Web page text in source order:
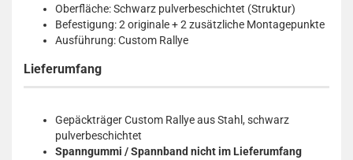
Oberfläche: Schwarz pulverbeschichtet (Struktur)
Befestigung: 2 originale + 2 zusätzliche Montagepunkte
Ausführung: Custom Rallye
Lieferumfang
Gepäckträger Custom Rallye aus Stahl, schwarz
pulverbeschichtet
Spanngummi / Spannband nicht im Lieferumfang